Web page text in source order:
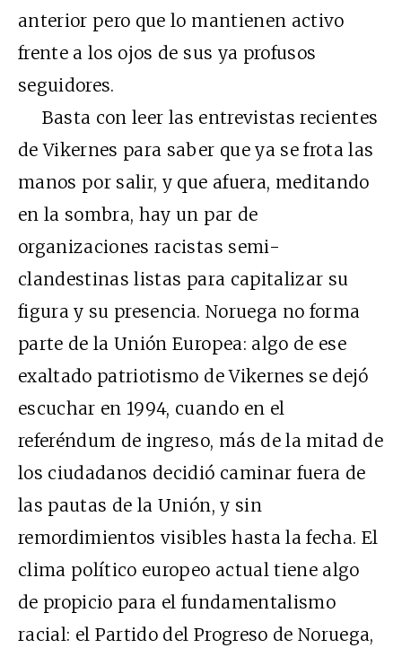
anterior pero que lo mantienen activo
frente a los ojos de sus ya profusos
seguidores.
Basta con leer las entrevistas recientes
de Vikernes para saber que ya se frota las
manos por salir, y que afuera, meditando
en la sombra, hay un par de
organizaciones racistas semi-
clandestinas listas para capitalizar su
figura y su presencia. Noruega no forma
parte de la Unión Europea: algo de ese
exaltado patriotismo de Vikernes se dejó
escuchar en 1994, cuando en el
referéndum de ingreso, más de la mitad de
los ciudadanos decidió caminar fuera de
las pautas de la Unión, y sin
remordimientos visibles hasta la fecha. El
clima político europeo actual tiene algo
de propicio para el fundamentalismo
racial: el Partido del Progreso de Noruega,